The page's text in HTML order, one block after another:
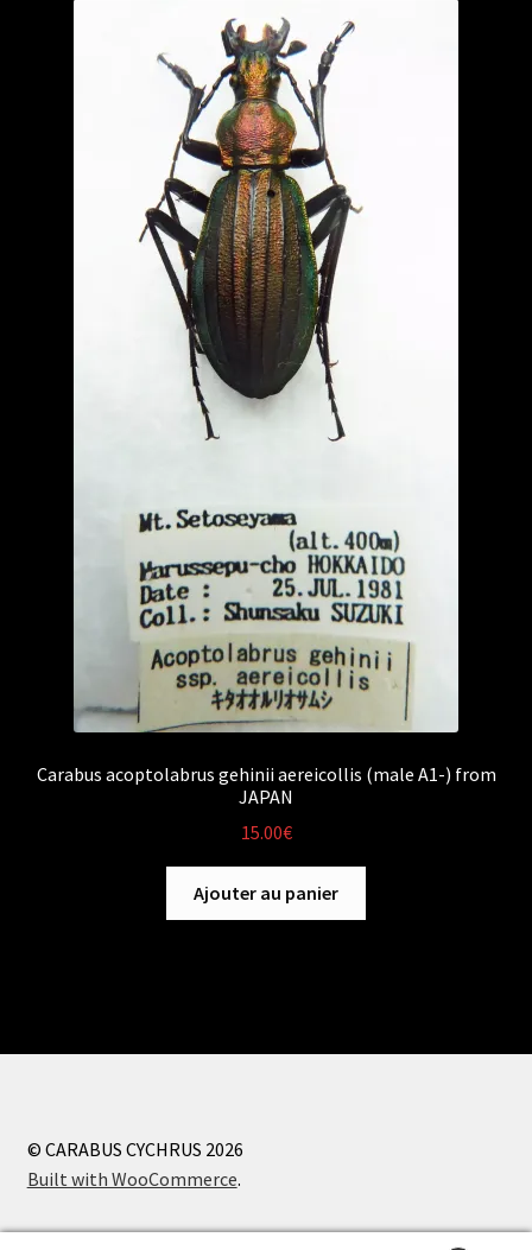
Carabus acoptolabrus gehinii aereicollis (male A1-) from
JAPAN
15.00€
Ajouter au panier
© CARABUS CYCHRUS 2026
Built with WooCommerce.